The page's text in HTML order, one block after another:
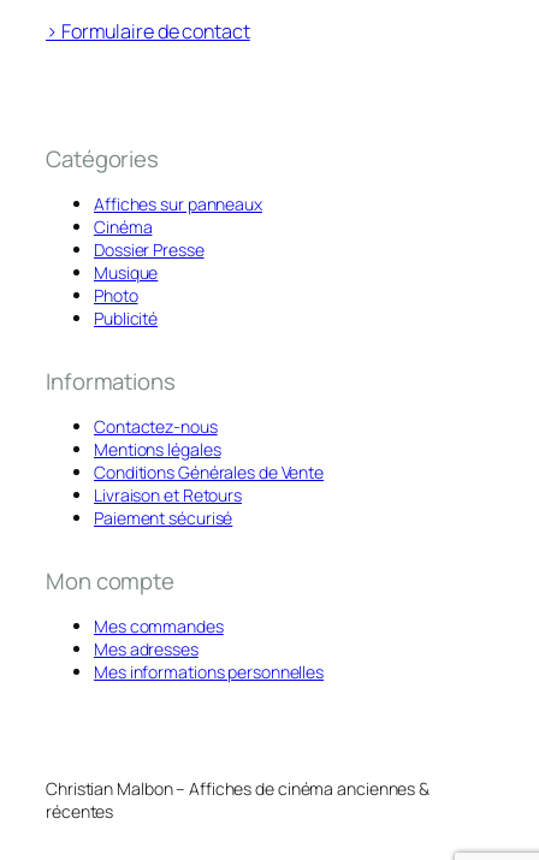
> Formulaire de contact
Catégories
Affiches sur panneaux
Cinéma
Dossier Presse
Musique
Photo
Publicité
Informations
Contactez-nous
Mentions légales
Conditions Générales de Vente
Livraison et Retours
Paiement sécurisé
Mon compte
Mes commandes
Mes adresses
Mes informations personnelles
Christian Malbon – Affiches de cinéma anciennes &
récentes